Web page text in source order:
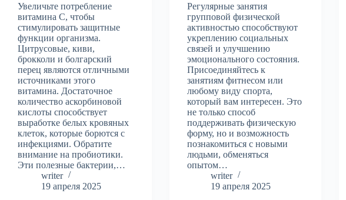
Увеличьте потребление
витамина C, чтобы
стимулировать защитные
функции организма.
Цитрусовые, киви,
брокколи и болгарский
перец являются отличными
источниками этого
витамина. Достаточное
количество аскорбиновой
кислоты способствует
выработке белых кровяных
клеток, которые борются с
инфекциями. Обратите
внимание на пробиотики.
Эти полезные бактерии,…
writer
19 апреля 2025
Регулярные занятия
групповой физической
активностью способствуют
укреплению социальных
связей и улучшению
эмоционального состояния.
Присоединяйтесь к
занятиям фитнесом или
любому виду спорта,
который вам интересен. Это
не только способ
поддерживать физическую
форму, но и возможность
познакомиться с новыми
людьми, обменяться
опытом…
writer
19 апреля 2025